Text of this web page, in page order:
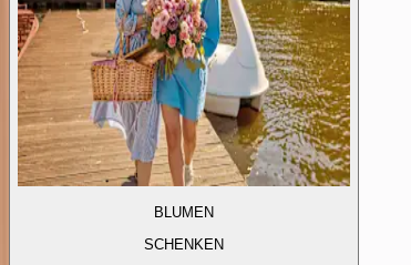
BLUMEN
SCHENKEN